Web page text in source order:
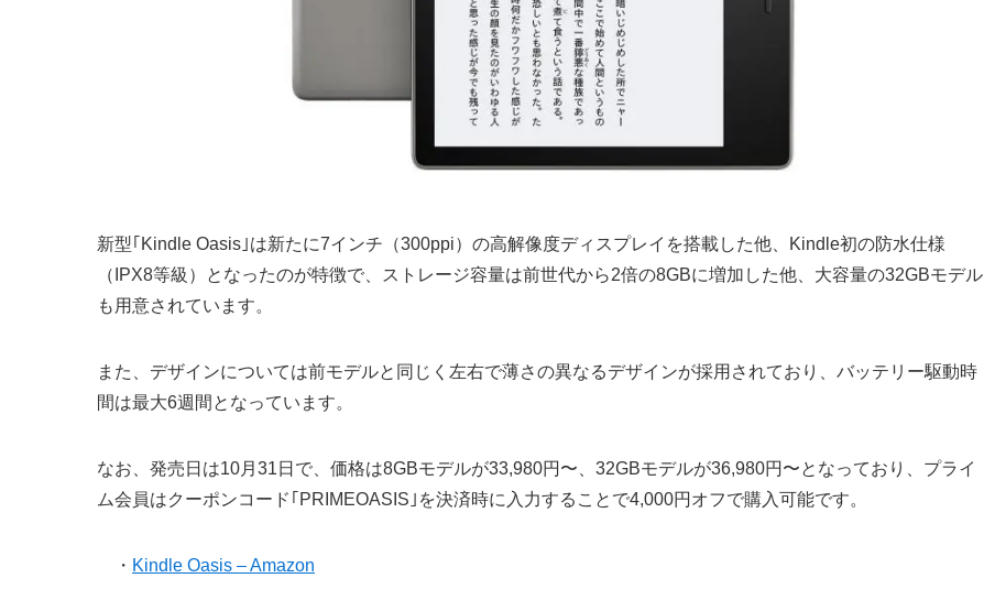
新型｢Kindle Oasis｣は新たに7インチ（300ppi）の高解像度ディスプレイを搭載した他、Kindle初の防水仕様
（IPX8等級）となったのが特徴で、ストレージ容量は前世代から2倍の8GBに増加した他、大容量の32GBモデル
も用意されています。
また、デザインについては前モデルと同じく左右で薄さの異なるデザインが採用されており、バッテリー駆動時
間は最大6週間となっています。
なお、発売日は10月31日で、価格は8GBモデルが33,980円〜、32GBモデルが36,980円〜となっており、プライ
ム会員はクーポンコード｢PRIMEOASIS｣を決済時に入力することで4,000円オフで購入可能です。
・ Kindle Oasis – Amazon